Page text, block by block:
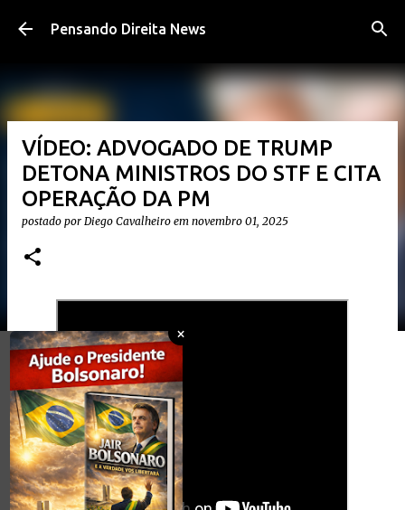
Pular para o conteúdo principal
Pensando Direita News
×
VÍDEO: ADVOGADO DE TRUMP
DETONA MINISTROS DO STF E CITA
OPERAÇÃO DA PM
postado por Diego Cavalheiro em novembro 01, 2025